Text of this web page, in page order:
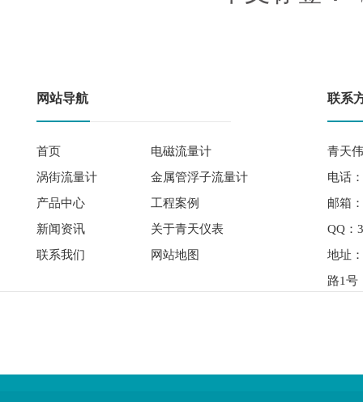
网站导航
首页
电磁流量计
涡街流量计
金属管浮子流量计
产品中心
工程案例
新闻资讯
关于青天仪表
联系我们
网站地图
联系
青天
电话
邮箱
QQ：
地址
路1号